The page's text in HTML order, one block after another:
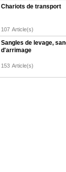
Chariots de transport
107 Article(s)
Sangles de levage,
d'arrimage
153 Article(s)